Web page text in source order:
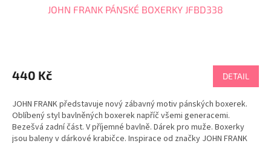
JOHN FRANK PÁNSKÉ BOXERKY JFBD338
440 Kč DETAIL
JOHN FRANK představuje nový zábavný motiv pánských boxerek.
Oblíbený styl bavlněných boxerek napříč všemi generacemi.
Bezešvá zadní část. V příjemné bavlně. Dárek pro muže. Boxerky
jsou baleny v dárkové krabičce. Inspirace od značky JOHN FRANK